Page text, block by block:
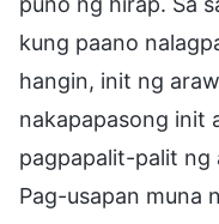
kung paano
hangin, init ng
nakapapasong init
pagpapalit-palit ng
Pag-usapan muna